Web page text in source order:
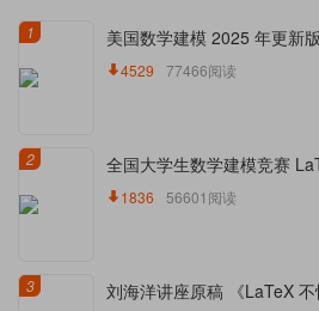
1 美国数学建模 2025 年更新
4529 77466阅读
2 全国大学生数学建模竞赛
1836 56601阅读
3 刘海洋讲座原稿 《LaTeX 不